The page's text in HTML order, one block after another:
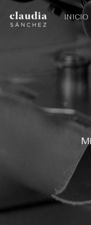
Saltar
INICIO